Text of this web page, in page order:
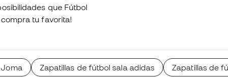
que Fútbol
tu favorita!
Zapatillas de fútbol sala adidas Zapatillas de